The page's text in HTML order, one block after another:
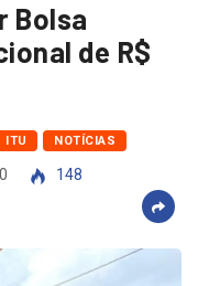
Bolsa
de R$
ITU NOTÍCIAS
0
148